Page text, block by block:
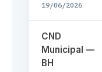
19/06/2026
CND
Municipal —
BH